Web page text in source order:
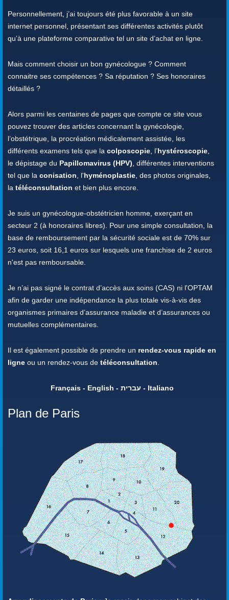
Personnellement, j’ai toujours été plus favorable à un site
internet personnel, présentant ses différentes activités plutôt
qu’à une plateforme comparative tel un site d’achat en ligne.
Mais comment choisir un bon gynécologue ? Comment
connaitre ses compétences ? Sa réputation ? Ses honoraires
détaillés ?
Alors parmi les centaines de pages que compte ce site vous
pouvez trouver des articles concernant la gynécologie,
l’obstétrique, la procréation médicalement assistée, les
différents examens tels que la colposcopie , l’hystéroscopie
le dépistage du Papillomavirus (HPV) , différentes interventions
tel que la conisation , l'hyménoplastie , des photos originales,
la téléconsultation et bien plus encore.
Je suis un gynécologue-obstétricien homme, exerçant en
secteur 2 (à honoraires libres). Pour une simple consultation, la
base de remboursement par la sécurité sociale est de 70% sur
23 euros, soit 16,1 euros sur lesquels une franchise de 2 euros
n'est pas remboursable.
Je n’ai pas signé le contrat d’accès aux soins (CAS) ni l'OPTAM
afin de garder une indépendance la plus totale vis-à-vis des
organismes primaires d’assurance maladie et d’assurances ou
mutuelles complémentaires.
Il est également possible de prendre un rendez-vous rapide en
ligne ou un rendez-vous de téléconsultation
Français - English - עברית - Italiano
Plan de Paris